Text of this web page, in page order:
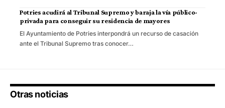
Potries acudirá al Tribunal Supremo y baraja la vía público-
privada para conseguir su residencia de mayores
El Ayuntamiento de Potries interpondrá un recurso de casación
ante el Tribunal Supremo tras conocer…
Otras noticias